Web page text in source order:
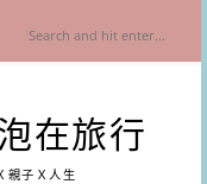
在旅行
親子Ｘ人生